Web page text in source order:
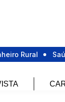
Rural